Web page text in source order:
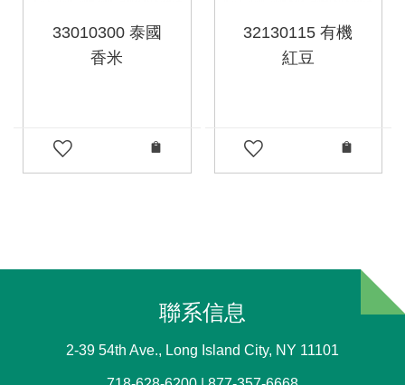
33010300 泰國
香米
32130115 有機
紅豆
聯系信息
2-39 54th Ave., Long Island City, NY 11101